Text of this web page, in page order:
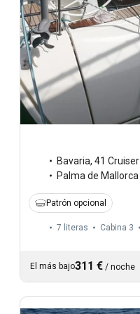
Bavaria, 41 Cruiser
Palma de Mallorca
Patrón opcional
7 literas Cabina 3
El más bajo311 € / noche